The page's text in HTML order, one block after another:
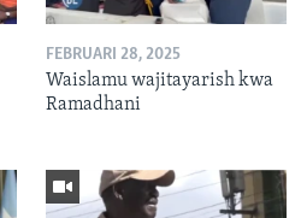
FEBRUARI 28, 2025
Waislamu wajitayarish kwa
Ramadhani